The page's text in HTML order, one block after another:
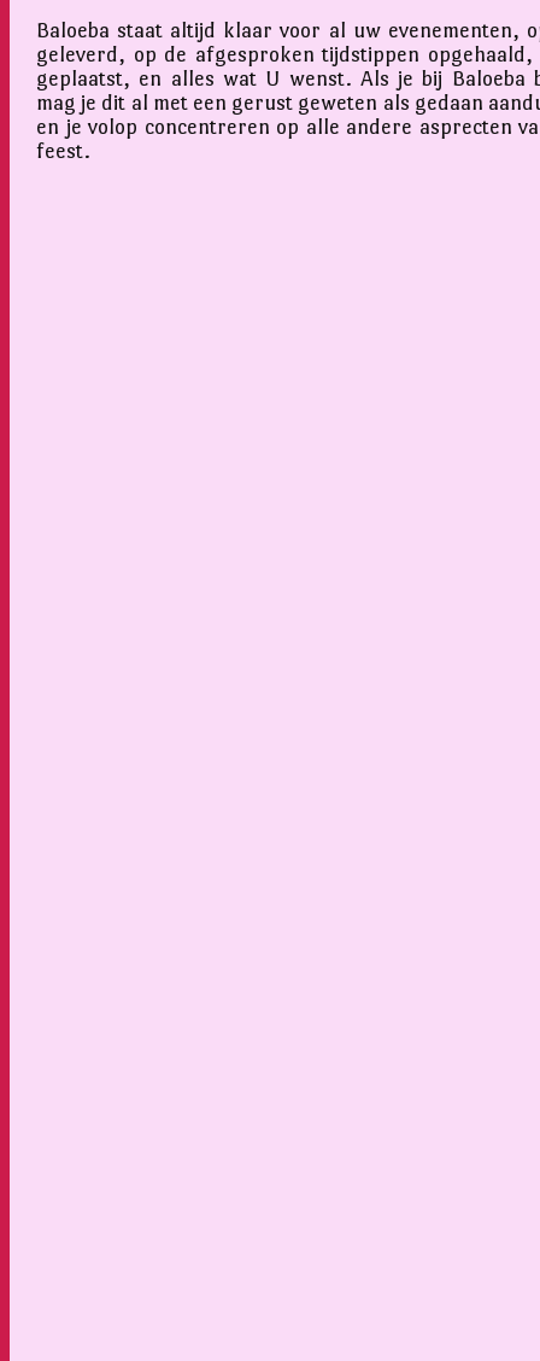
Baloeba staat altijd klaar voor al uw evenementen,
geleverd, op de afgesproken tijdstippen opgehaald,
geplaatst, en alles wat U wenst. Als je bij Baloeba
mag je dit al met een gerust geweten als gedaan
en je volop concentreren op alle andere asprecten
feest.